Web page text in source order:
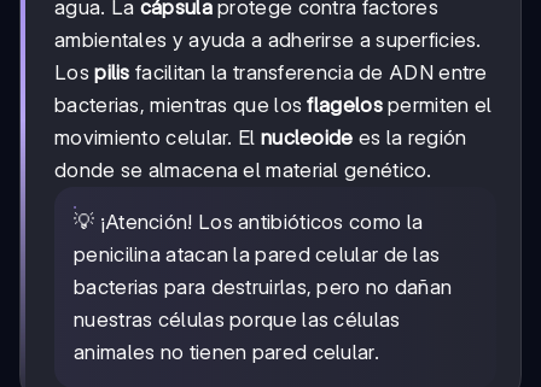
agua. La cápsulaprotege contra factores
ambientales y ayuda a adherirse a superficies.
Lospilis facilitan la transferencia de ADN entre
bacterias, mientras que losflagelospermiten el
movimiento celular. El nucleoide es la región
donde se almacena el material genético.
💡 ¡Atención! Los antibióticos como la
penicilina atacan la pared celular de las
bacterias para destruirlas, pero no dañan
nuestras células porque las células
animales no tienen pared celular.